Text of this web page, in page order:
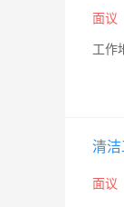
面议
工作
清洁
面议